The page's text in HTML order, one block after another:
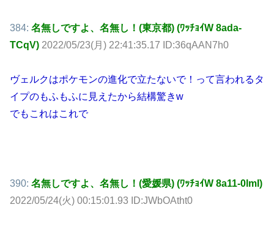
384: 名無しですよ、名無し！(東京都) (ﾜｯﾁｮｲW 8ada-
TCqV) 2022/05/23(月) 22:41:35.17 ID:36qAAN7h0
ヴェルクはポケモンの進化で立たないで！って言われるタ
イプのもふもふに見えたから結構驚きw
でもこれはこれで
390: 名無しですよ、名無し！(愛媛県) (ﾜｯﾁｮｲW 8a11-0lmI)
2022/05/24(火) 00:15:01.93 ID:JWbOAtht0